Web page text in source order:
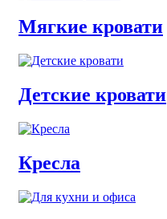
Мягкие кровати
Детские кровати
Кресла